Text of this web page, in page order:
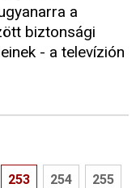
a
biztonsági
- a televízión
253 254 255